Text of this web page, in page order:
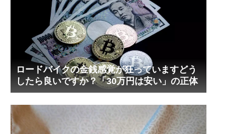
ロードバイクの金銭感覚が狂っていますどう
したら良いですか？「30万円は安い」の正体